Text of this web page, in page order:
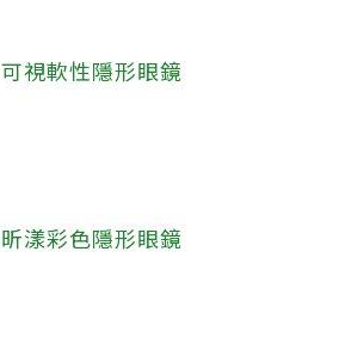
可視軟性隱形眼鏡
昕漾彩色隱形眼鏡